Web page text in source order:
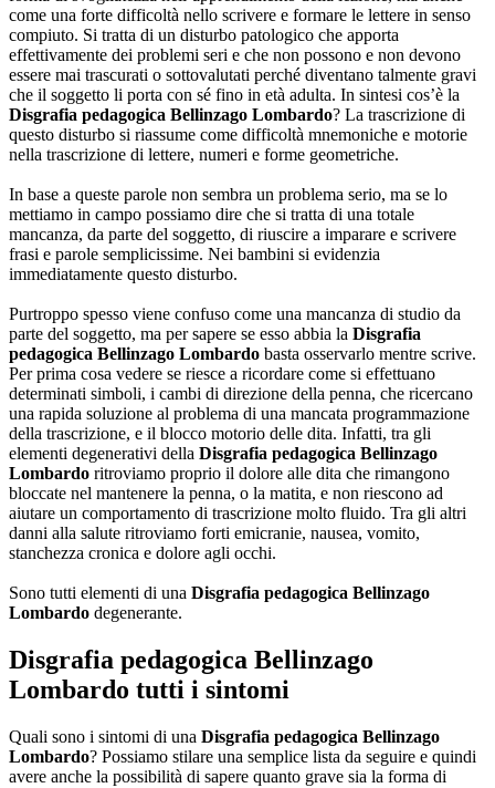
come una forte difficoltà nello scrivere e formare le lettere in senso
compiuto. Si tratta di un disturbo patologico che apporta
effettivamente dei problemi seri e che non possono e non devono
essere mai trascurati o sottovalutati perché diventano talmente gravi
che il soggetto li porta con sé fino in età adulta. In sintesi cos’è la
Disgrafia pedagogica Bellinzago Lombardo? La trascrizione di
questo disturbo si riassume come difficoltà mnemoniche e motorie
nella trascrizione di lettere, numeri e forme geometriche.
In base a queste parole non sembra un problema serio, ma se lo
mettiamo in campo possiamo dire che si tratta di una totale
mancanza, da parte del soggetto, di riuscire a imparare e scrivere
frasi e parole semplicissime. Nei bambini si evidenzia
immediatamente questo disturbo.
Purtroppo spesso viene confuso come una mancanza di studio da
parte del soggetto, ma per sapere se esso abbia la Disgrafia
pedagogica Bellinzago Lombardo basta osservarlo mentre scrive.
Per prima cosa vedere se riesce a ricordare come si effettuano
determinati simboli, i cambi di direzione della penna, che ricercano
una rapida soluzione al problema di una mancata programmazione
della trascrizione, e il blocco motorio delle dita. Infatti, tra gli
elementi degenerativi della Disgrafia pedagogica Bellinzago
Lombardo ritroviamo proprio il dolore alle dita che rimangono
bloccate nel mantenere la penna, o la matita, e non riescono ad
aiutare un comportamento di trascrizione molto fluido. Tra gli altri
danni alla salute ritroviamo forti emicranie, nausea, vomito,
stanchezza cronica e dolore agli occhi.
Sono tutti elementi di una Disgrafia pedagogica Bellinzago
Lombardo degenerante.
Disgrafia pedagogica Bellinzago
Lombardo tutti i sintomi
Quali sono i sintomi di una Disgrafia pedagogica Bellinzago
Lombardo? Possiamo stilare una semplice lista da seguire e quindi
avere anche la possibilità di sapere quanto grave sia la forma di